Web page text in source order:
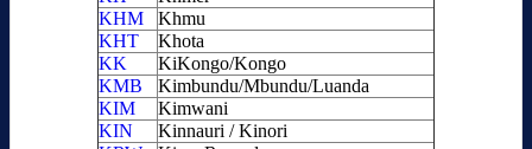
KHM
Khmu
KHT
Khota
KK
KiKongo/Kongo
KMB
Kimbundu/Mbundu/Luanda
KIM
Kimwani
KIN
Kinnauri / Kinori